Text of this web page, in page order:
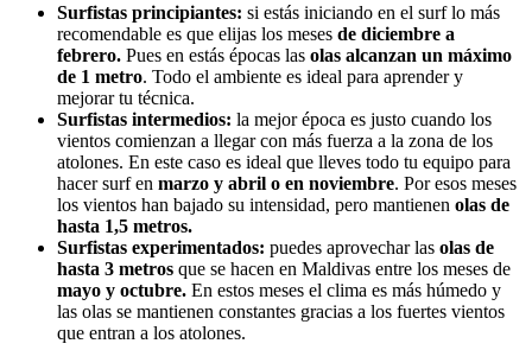
Surfistas principiantes: si estás iniciando en el surf lo más
recomendable es que elijas los meses de diciembre a
febrero. Pues en estás épocas las olas alcanzan un máximo
de 1 metro. Todo el ambiente es ideal para aprender y
mejorar tu técnica.
Surfistas intermedios: la mejor época es justo cuando los
vientos comienzan a llegar con más fuerza a la zona de los
atolones. En este caso es ideal que lleves todo tu equipo para
hacer surf en marzo y abril o en noviembre. Por esos meses
los vientos han bajado su intensidad, pero mantienen olas de
hasta 1,5 metros.
Surfistas experimentados: puedes aprovechar las olas de
hasta 3 metros que se hacen en Maldivas entre los meses de
mayo y octubre. En estos meses el clima es más húmedo y
las olas se mantienen constantes gracias a los fuertes vientos
que entran a los atolones.